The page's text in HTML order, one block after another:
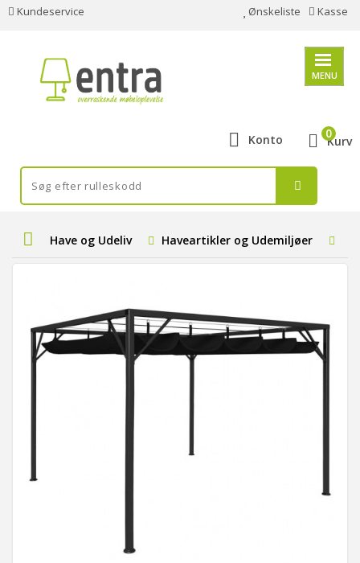
Kundeservice Ønskeliste Kasse
MENU
Konto Kurv
0
Have og Udeliv Haveartikler og Udemiljøer